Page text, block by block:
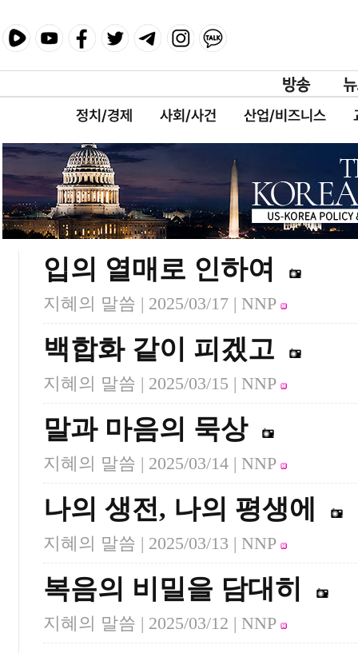
정치/경제 사회/사건 산업/비즈니스
입의 열매로 인하여
지혜의 말씀 | 2025/03/17 | NNP
백합화 같이 피겠고
지혜의 말씀 | 2025/03/15 | NNP
말과 마음의 묵상
지혜의 말씀 | 2025/03/14 | NNP
나의 생전, 나의 평생에
지혜의 말씀 | 2025/03/13 | NNP
복음의 비밀을 담대히
지혜의 말씀 | 2025/03/12 | NNP